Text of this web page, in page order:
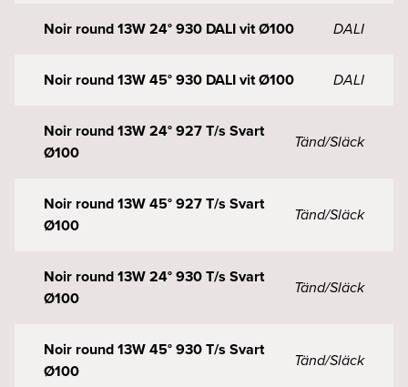
Noir round 13W 24° 930 DALI vit Ø100 DALI
Noir round 13W 45° 930 DALI vit Ø100 DALI
Noir round 13W 24° 927 T/s Svart
Ø100
Tänd/Släck
Noir round 13W 45° 927 T/s Svart
Ø100
Tänd/Släck
Noir round 13W 24° 930 T/s Svart
Ø100
Tänd/Släck
Noir round 13W 45° 930 T/s Svart
Ø100
Tänd/Släck